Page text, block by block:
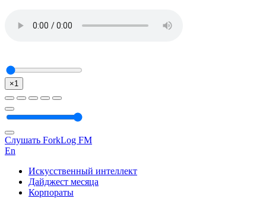
×1
Слушать ForkLog FM
En
Искусственный интеллект
Дайджест месяца
Корпораты